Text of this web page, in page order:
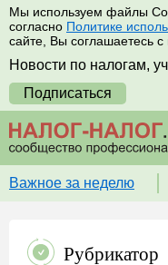
Мы используем файлы
согласно Политике
сайте, Вы соглашаетесь
Новости по налогам,
Подписаться
Важное за неделю
Рубрикатор